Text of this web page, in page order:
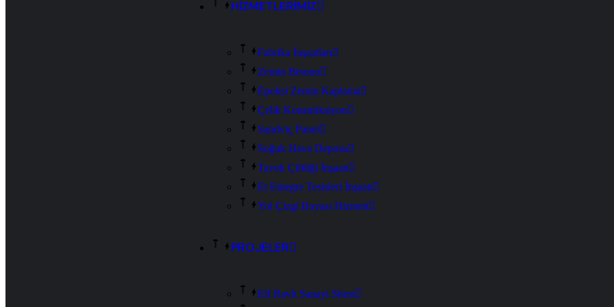
HİZMETLERİMİZ
Fabrika İnşaatları
Zemin Betonu
Epoksi Zemin Kaplama
Çelik Konstrüksiyon
Sandviç Panel
Soğuk Hava Deposu
Tavuk Çiftliği İnşaatı
Et Entegre Tesisleri İnşaatı
Yol Çizgi Boyası Hizmeti
PROJELER
Elf Ravlı Sanayi Sitesi